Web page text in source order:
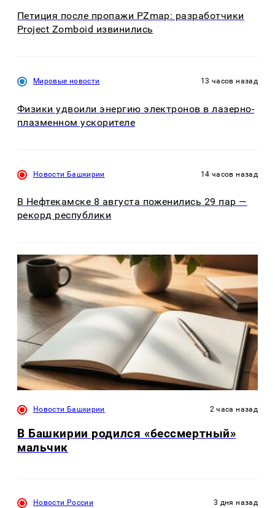
Петиция после пропажи PZmap: разработчики
Project Zomboid извинились
Мировые новости 13 часов назад
Физики удвоили энергию электронов в лазерно-
плазменном ускорителе
Новости Башкирии 14 часов назад
В Нефтекамске 8 августа поженились 29 пар —
рекорд республики
Новости Башкирии 2 часа назад
В Башкирии родился «бессмертный»
мальчик
Новости России 3 дня назад